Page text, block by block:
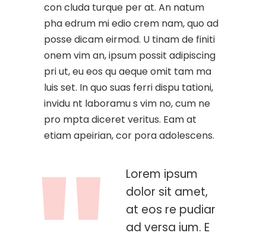
con cluda turque per at. An natum
pha edrum mi edio crem nam, quo ad
posse dicam eirmod. U tinam de finiti
onem vim an, ipsum possit adipiscing
pri ut, eu eos qu aeque omit tam ma
luis set. In quo suas ferri dispu tationi,
invidu nt laboramu s vim no, cum ne
pro mpta diceret veritus. Eam at
etiam apeirian, cor pora adolescens.
Lorem ipsum
dolor sit amet,
at eos re pudiar
ad versa ium. E